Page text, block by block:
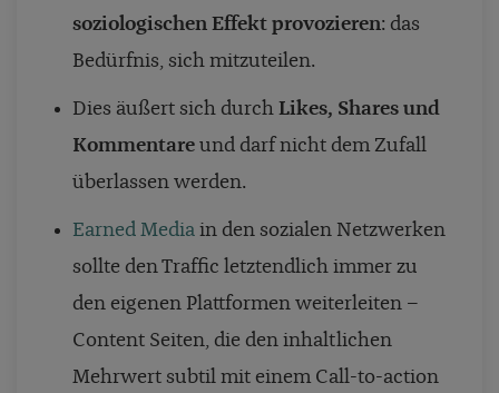
soziologischen Effekt provozieren: das
Bedürfnis, sich mitzuteilen.
Dies äußert sich durch Likes, Shares und
Kommentare und darf nicht dem Zufall
überlassen werden.
Earned Media in den sozialen Netzwerken
sollte den Traffic letztendlich immer zu
den eigenen Plattformen weiterleiten –
Content Seiten, die den inhaltlichen
Mehrwert subtil mit einem Call-to-action